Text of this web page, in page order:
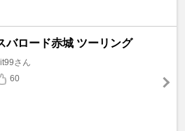
バロード赤城 ツーリング
さん
60